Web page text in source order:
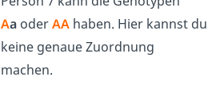
Aa oderAA haben. Hier kannst du
keine genaue Zuordnung
machen.